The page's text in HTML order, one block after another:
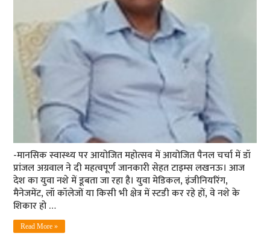
-मानसिक स्‍वास्‍थ्‍य पर आयोजित महोत्‍सव में आयोजित पैनल चर्चा में डॉ
प्रांजल अग्रवाल ने दी महत्‍वपूर्ण जानकारी सेहत टाइम्‍स लखनऊ। आज
देश का युवा नशे में डूबता जा रहा है। युवा मेडिकल, इंजीनियरिंग,
मैनेजमेंट, लॉ कॉलेजों या किसी भी क्षेत्र में स्‍टडी कर रहे हों, वे नशे के
शिकार हो …
Read More »